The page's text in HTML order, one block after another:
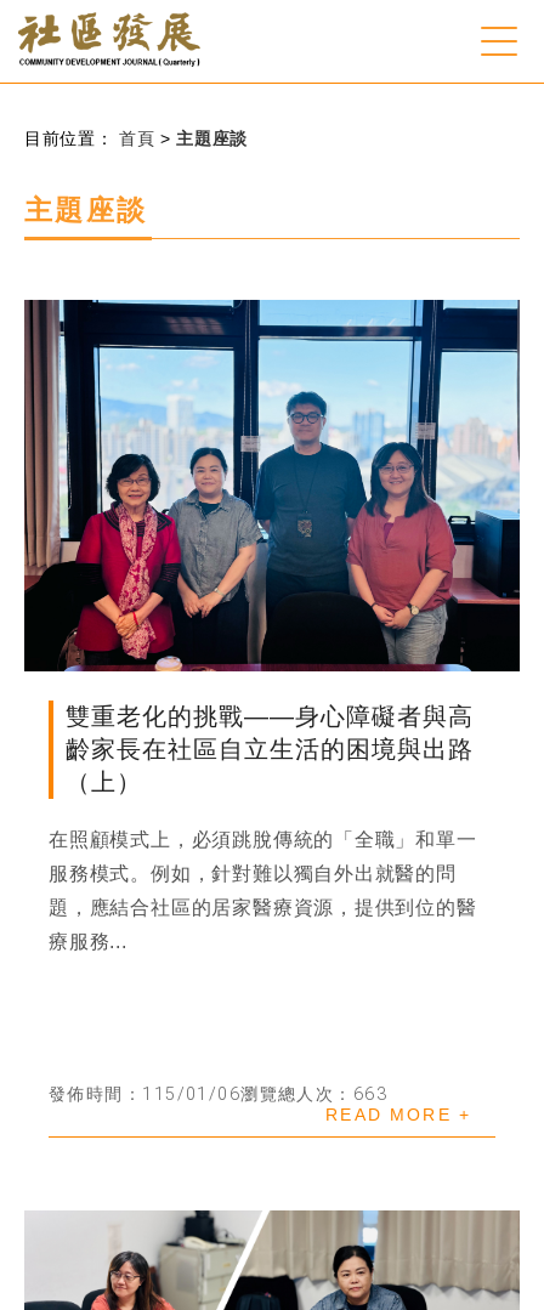
跳到主要內容
客服諮詢
後台登入
鍵
搜
尋
輸
關
鍵
字
季刊簡介
主題座談
特別企劃
人物專訪
歷史文獻
投稿專區
目前位置：首頁> 主題座談
主題座談
雙重老化的挑戰——身心障礙者與高
齡家長在社區自立生活的困境與出路
（上）
在照顧模式上，必須跳脫傳統的「全職」和單一
服務模式。例如，針對難以獨自外出就醫的問
題，應結合社區的居家醫療資源，提供到位的醫
療服務...
發佈時間：115/01/06瀏覽總人次：663
READ MORE +